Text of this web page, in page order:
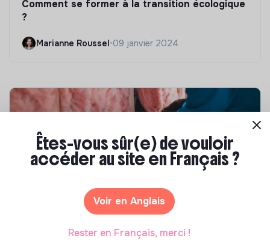
Comment se former à la transition écologique
?
Marianne Roussel•09 janvier 2024
Compétences & formations
Top 8 des formations en rénovation
Êtes-vous sûr(e) de vouloir
accéder au site en Français ?
Voir en Anglais
Rester en Français, merci !